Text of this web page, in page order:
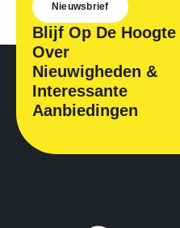
Nieuwsbrief
Blijf Op De Hoogte
Over
Nieuwigheden &
Interessante
Aanbiedingen